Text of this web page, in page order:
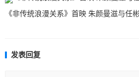
《非传统浪漫关系》首映 朱颜曼滋与任
发表回复